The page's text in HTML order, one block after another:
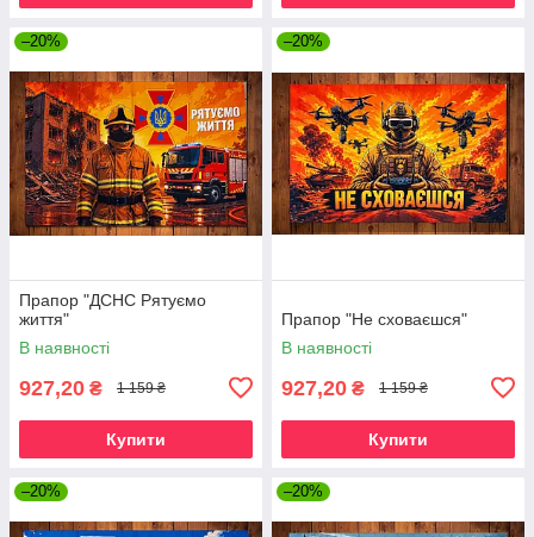
–20%
Прапор "ДСНС Рятуємо
життя"
В наявності
927,20 ₴ 1 159 ₴
Купити
–20%
Прапор "Не сховаєшся"
В наявності
927,20 ₴ 1 159 ₴
Купити
–20% –20%